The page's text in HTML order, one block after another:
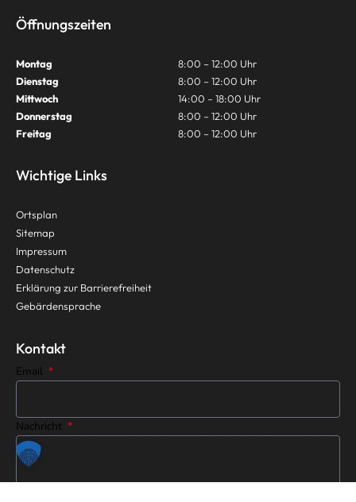
Öffnungszeiten
Montag
8:00 – 12:00 Uhr
Dienstag
8:00 – 12:00 Uhr
Mittwoch
14:00 – 18:00 Uhr
Donnerstag
8:00 – 12:00 Uhr
Freitag
8:00 – 12:00 Uhr
Wichtige Links
Ortsplan
Sitemap
Impressum
Datenschutz
Erklärung zur Barrierefreiheit
Gebärdensprache
Kontakt
Email
Nachricht